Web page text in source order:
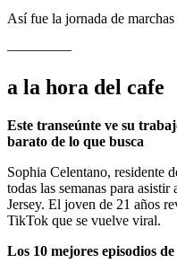
Así fue la jornada de
————–
a la hora del cafe
Este transeúnte ve su
barato de lo que busca
Sophia Celentano, residente
todas las semanas para
Jersey. El joven de 21 años
TikTok que se vuelve viral.
Los 10 mejores episodios